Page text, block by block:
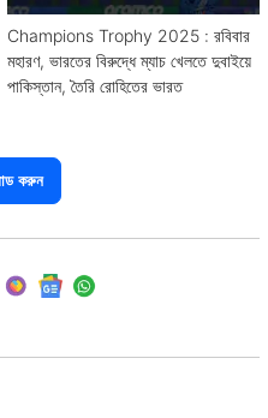
Champions Trophy 2025 : রবিবার
মহারণ, ভারতের বিরুদ্ধে ম্যাচ খেলতে দুবাইয়ে
পাকিস্তান, তৈরি রোহিতের ভারত
করুন